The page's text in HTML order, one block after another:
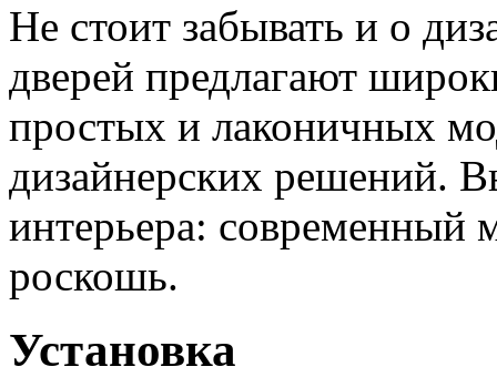
Не стоит забывать и о
дверей предлагают
простых и лаконичных
дизайнерских решений.
интерьера: современный
роскошь.
Установка